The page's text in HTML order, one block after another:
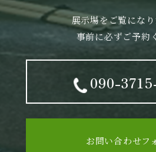
展示場をご覧にな
事前に必ずご予約
090-
お問い合わせフ